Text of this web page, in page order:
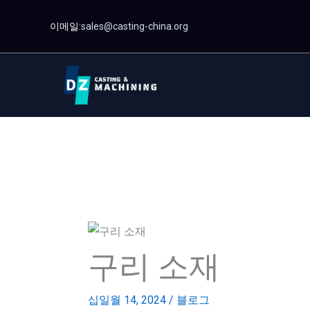
츠
이메일:sales@casting-china.org
구리 소재
십일월 14, 2024 / 블로그